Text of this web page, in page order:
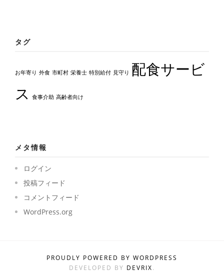
タグ
お年寄り 外食 市町村 栄養士 特別給付 見守り 配食サービ
ス 食事介助 高齢者向け
メタ情報
ログイン
投稿フィード
コメントフィード
WordPress.org
PROUDLY POWERED BY WORDPRESS
DEVELOPED BY DEVRIX.